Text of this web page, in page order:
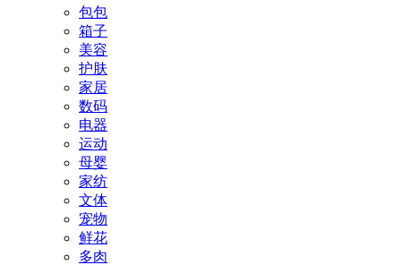
包包
箱子
美容
护肤
家居
数码
电器
运动
母婴
家纺
文体
宠物
鲜花
多肉